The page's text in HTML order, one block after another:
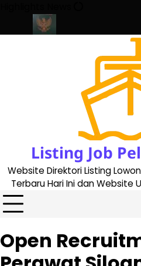
content
Listing Job
Website Direktori Listing
Terbaru Hari Ini dan Website
Open